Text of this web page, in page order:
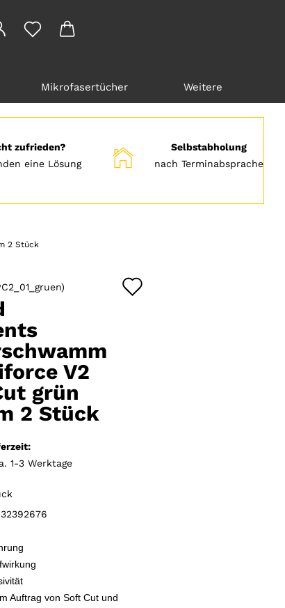
Mikrofasertücher Weitere
zufrieden?
eine Lösung
Selbstabholung
nach Terminabsprache
2 Stück
)
V2
grün
2 Stück
1-3 Werktage
Auftrag von Soft Cut und